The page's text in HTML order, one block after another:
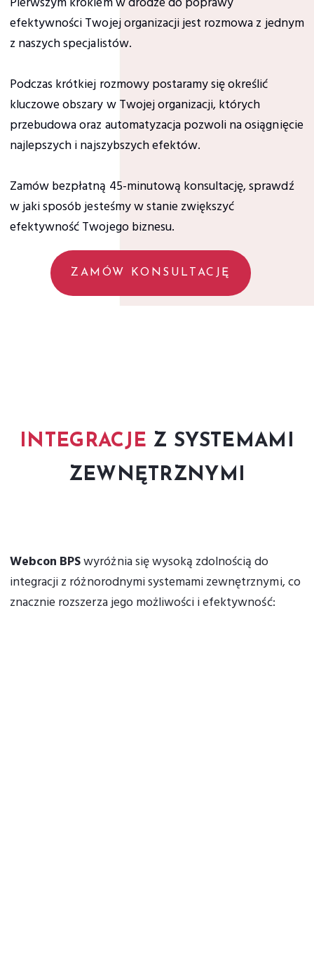
efektywności Twojej organizacji jest rozmowa z jednym
z naszych specjalistów.
Podczas krótkiej rozmowy postaramy się określić
kluczowe obszary w Twojej organizacji, których
przebudowa oraz automatyzacja pozwoli na osiągnięcie
najlepszych i najszybszych efektów.
Zamów bezpłatną 45-minutową konsultację, sprawdź
w jaki sposób jesteśmy w stanie zwiększyć
efektywność Twojego biznesu.
ZAMÓW KONSULTACJĘ
INTEGRACJE Z SYSTEMAMI
ZEWNĘTRZNYMI
Webcon BPSwyróżnia się wysoką zdolnością do
integracji z różnorodnymi systemami zewnętrznymi, co
znacznie rozszerza jego możliwości i efektywność: